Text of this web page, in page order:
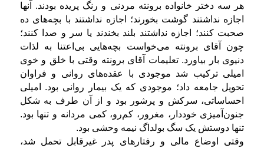
هر سه دختر خانواده برونته مردنی و رنگ پریده بودند. آنها
اجازه نداشتند گوشت بخورند؛ اجازه نداشتند با بچه‌های ده
صحبت کنند؛ اجازه نداشتند بلند بخندند یا سر و صدا کنند؛
چون آقای برونته می‌خواست بچه‌هایی بی‌اعتنا به لذات
دنیوی بار بیاورد. تعلیمات آقای برونته وقتی با خلق و خوی
امیلی ترکیب شد موجودی با عقده‌های روانی و فراوان
تحویل جامعه داد؛ موجودی که یک بیمار روانی بود.
امیلی
احساساتی، سرکش و پرشور بود و از آن طرف به شکل
جنون‌آمیزی خوددار، مغرور، کم‌رو، کمی ‌مردانه و تنها بود.
تنها دوستش یک سگ بولداگ نیمه وحشی بود.
وقتی اوضاع مالی و رفتارهای پدر غیرقابل تحمل شد،